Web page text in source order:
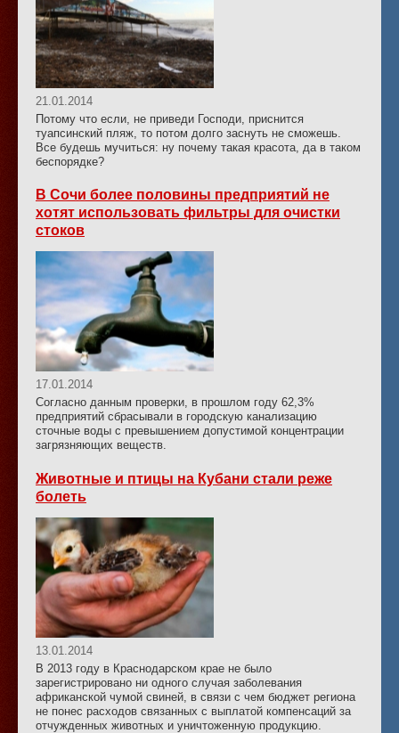
21.01.2014
Потому что если, не приведи Господи, приснится
туапсинский пляж, то потом долго заснуть не сможешь.
Все будешь мучиться: ну почему такая красота, да в таком
беспорядке?
В Сочи более половины предприятий не
хотят использовать фильтры для очистки
стоков
17.01.2014
Согласно данным проверки, в прошлом году 62,3%
предприятий сбрасывали в городскую канализацию
сточные воды с превышением допустимой концентрации
загрязняющих веществ.
Животные и птицы на Кубани стали реже
болеть
13.01.2014
В 2013 году в Краснодарском крае не было
зарегистрировано ни одного случая заболевания
африканской чумой свиней, в связи с чем бюджет региона
не понес расходов связанных с выплатой компенсаций за
отчужденных животных и уничтоженную продукцию.